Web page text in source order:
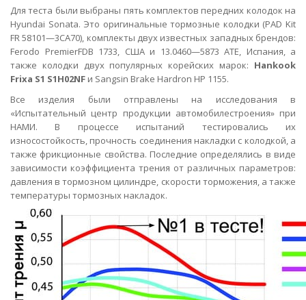
Для теста были выбраны пять комплектов передних колодок на
Hyundai Sonata. Это оригинальные тормозные колодки (PAD Kit
FR 58101—3СА70), комплекты двух известных западных брендов:
Ferodo PremierFDB 1733, США и 13.0460—5873 ATE, Испания, а
также колодки двух популярных корейских марок: Hankook
Frixa S1 S1H02NF и Sangsin Brake Hardron HP 1155.
Все изделия были отправлены на исследования в
«Испытательный центр продукции автомобилестроения» при
НАМИ. В процессе испытаний тестировались их
износостойкость, прочность соединения накладки с колодкой, а
также фрикционные свойства. Последние определялись в виде
зависимости коэффициента трения от различных параметров:
давления в тормозном цилиндре, скорости торможения, а также
температуры тормозных накладок.